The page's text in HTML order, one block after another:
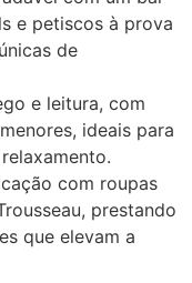
e petiscos à prova
de
e leitura, com
ideais para
com roupas
prestando
que elevam a